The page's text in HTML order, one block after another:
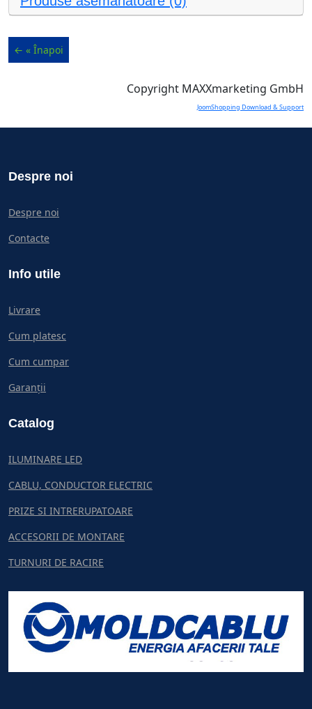
Copyright MAXXmarketing GmbH
JoomShopping Download & Support
Despre noi
Despre noi
Contacte
Info utile
Livrare
Cum platesc
Cum cumpar
Garanții
Catalog
ILUMINARE LED
CABLU, CONDUCTOR ELECTRIC
PRIZE SI INTRERUPATOARE
ACCESORII DE MONTARE
TURNURI DE RACIRE